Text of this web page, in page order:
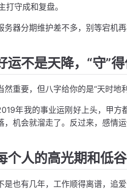
打守成和复盘。
务器分期维护差不多，别等宕机
不是天降，“守”
然重要，但八字给你的是“天时地
年我的事业运刚好上头，甲
，机会就溜走了。反过来，感情
人的高光期和低
是也有几年，工作顺得离谱，追